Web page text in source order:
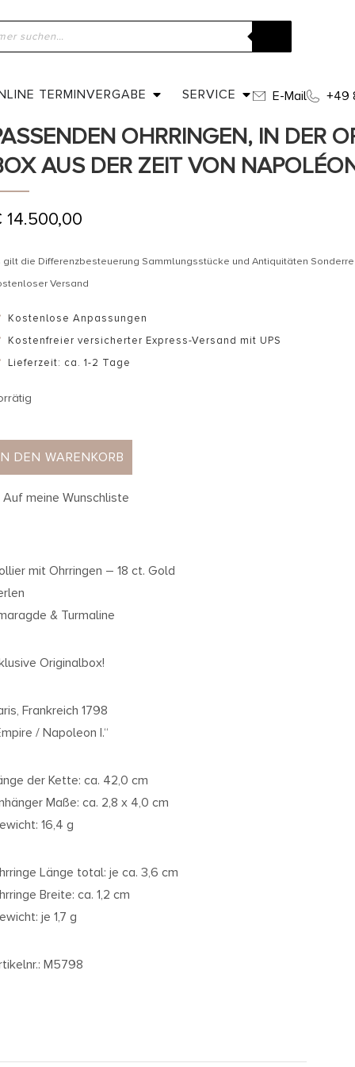
TERMINVERGABE SERVICE E-Mail +49
»Shop»Datiert 1798 – Goldcollier mit passenden
1798 – GOLDCOLLIER MIT
OHRRINGEN, IN DER
AUS DER ZEIT VON
14.500,00
gilt die Differenzbesteuerung Sammlungsstücke und Antiquitäten
Versand
Kostenlose Anpassungen
Kostenfreier versicherter Express-Versand mit UPS
Lieferzeit: ca. 1-2 Tage
DEN WARENKORB
Auf meine Wunschliste
mit Ohrringen – 18 ct. Gold
& Turmaline
Originalbox!
Frankreich 1798
/ Napoleon I.“
der Kette: ca. 42,0 cm
Maße: ca. 2,8 x 4,0 cm
16,4 g
Länge total: je ca. 3,6 cm
Breite: ca. 1,2 cm
je 1,7 g
M5798